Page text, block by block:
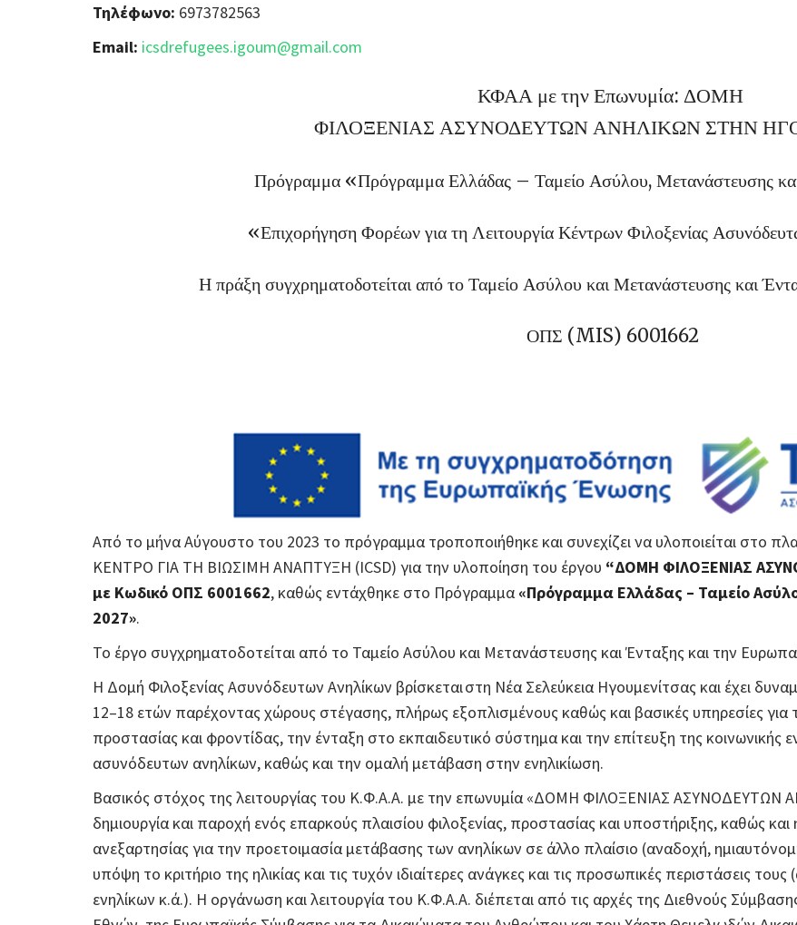
Τηλέφωνο: 6973782563
Email: icsdrefugees.igoum@gmail.com
ΚΦΑΑ με την Επωνυμία: ΔΟΜΗ
ΦΙΛΟΞΕΝΙΑΣ ΑΣΥΝΟΔΕΥΤΩΝ ΑΝΗΛΙΚΩΝ ΣΤΗΝ
Πρόγραμμα «Πρόγραμμα Ελλάδας – Ταμείο Ασύλου, Μετανάστευσης
«Επιχορήγηση Φορέων για τη Λειτουργία Κέντρων Φιλοξενίας
Η πράξη συγχρηματοδοτείται από το Ταμείο Ασύλου και Μετανάστευσης και
ΟΠΣ (MIS) 6001662
Από το μήνα Αύγουστο του 2023 το πρόγραμμα τροποποιήθηκε και συνεχίζει να υλοποιείται στο
ΚΕΝΤΡΟ ΓΙΑ ΤΗ ΒΙΩΣΙΜΗ ΑΝΑΠΤΥΞΗ (ICSD) για την υλοποίηση του έργου “ΔΟΜΗ ΦΙΛΟΞΕΝΙΑΣ
με Κωδικό ΟΠΣ 6001662, καθώς εντάχθηκε στο Πρόγραμμα«Πρόγραμμα Ελλάδας – Ταμείο
2027».
Το έργο συγχρηματοδοτείται από το Ταμείο Ασύλου και Μετανάστευσης και Ένταξης και την
Η Δομή Φιλοξενίας Ασυνόδευτων Ανηλίκων βρίσκεται στη Νέα Σελεύκεια Ηγουμενίτσας και έχει
12–18 ετών παρέχοντας χώρους στέγασης, πλήρως εξοπλισμένους καθώς και βασικές υπηρεσίες για
προστασίας και φροντίδας, την ένταξη στο εκπαιδευτικό σύστημα και την επίτευξη της
ασυνόδευτων ανηλίκων, καθώς και την ομαλή μετάβαση στην ενηλικίωση.
Βασικός στόχος της λειτουργίας του Κ.Φ.Α.Α. με την επωνυμία «ΔΟΜΗ ΦΙΛΟΞΕΝΙΑΣ ΑΣΥΝΟΔΕΥΤΩΝ
δημιουργία και παροχή ενός επαρκούς πλαισίου φιλοξενίας, προστασίας και υποστήριξης, καθώς
ανεξαρτησίας για την προετοιμασία μετάβασης των ανηλίκων σε άλλο πλαίσιο (αναδοχή,
υπόψη το κριτήριο της ηλικίας και τις τυχόν ιδιαίτερες ανάγκες και τις προσωπικές περιστάσεις
ενηλίκων κ.ά.). Η οργάνωση και λειτουργία του Κ.Φ.Α.Α. διέπεται από τις αρχές της Διεθνούς